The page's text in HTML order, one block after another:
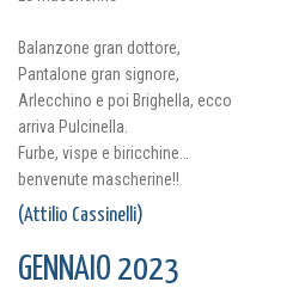
Balanzone gran dottore,
Pantalone gran signore,
Arlecchino e poi Brighella, ecco
arriva Pulcinella.
Furbe, vispe e biricchine…
benvenute mascherine!!
(Attilio Cassinelli)
GENNAIO 2023